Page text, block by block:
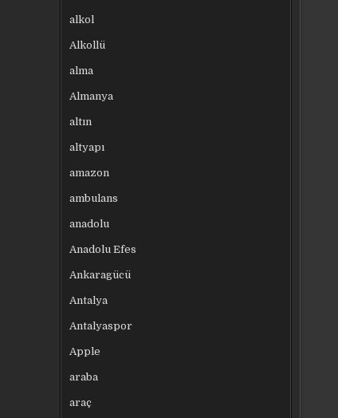
alkol
Alkollü
alma
Almanya
altın
altyapı
amazon
ambulans
anadolu
Anadolu Efes
Ankaragücü
Antalya
Antalyaspor
Apple
araba
araç